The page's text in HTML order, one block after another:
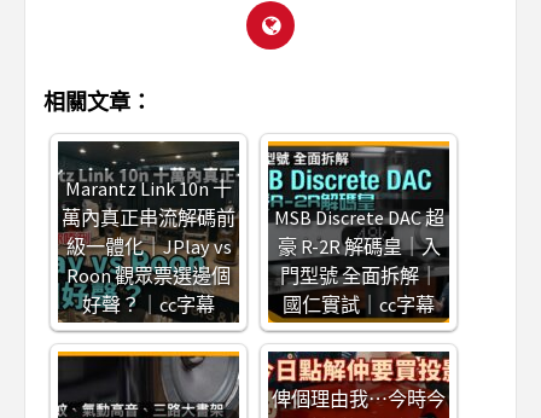
相關文章：
Marantz Link 10n 十
萬內真正串流解碼前
級一體化｜JPlay vs
Roon 觀眾票選邊個
好聲？｜cc字幕
MSB Discrete DAC 超
豪 R-2R 解碼皇｜入
門型號 全面拆解｜
國仁實試｜cc字幕
俾個理由我⋯今時今